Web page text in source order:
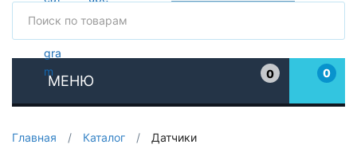
МЕНЮ
0
0
Главная / Каталог / Датчики